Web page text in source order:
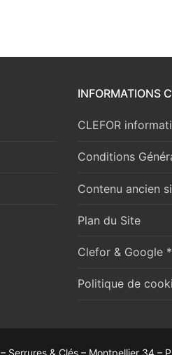
INFORMATIONS
CLEFOR
Conditions
Contenu ancien
Plan du Site
Clefor & Google
Politique de
Serrures & Clés – Montpellier 34 –